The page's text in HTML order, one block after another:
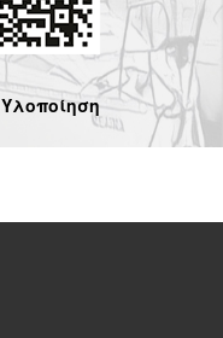
Υλοποίηση